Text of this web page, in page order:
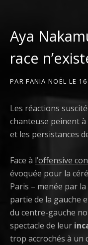
Aya
race
PARFANIA NOËL LE
Les réactions
chanteuse peinent
et les persistances
Face à l’offensive
évoquée pour la
Paris – menée par
partie de la gauche
du centre-gauche
spectacle de leur
trop accrochés à un